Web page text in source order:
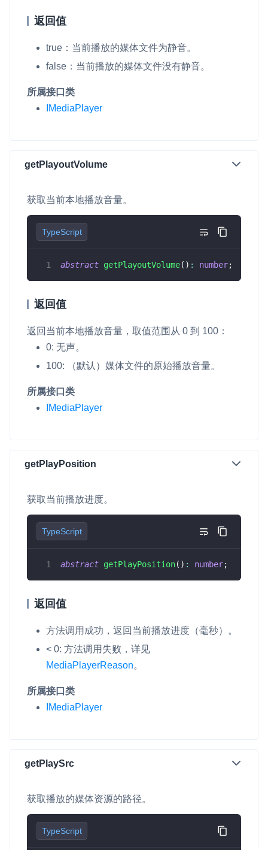
返回值
true ：当前播放的媒体文件为静音。
false ：当前播放的媒体文件没有静音。
所属接口类
IMediaPlayer
getPlayoutVolume
获取当前本地播放音量。
TypeScript
abstract getPlayoutVolume( ) : number;
返回值
返回当前本地播放音量，取值范围从 0 到 100：
0: 无声。
100: （默认）媒体文件的原始播放音量。
所属接口类
IMediaPlayer
getPlayPosition
获取当前播放进度。
TypeScript
abstract getPlayPosition( ) : number;
返回值
方法调用成功，返回当前播放进度（毫秒）。
< 0: 方法调用失败，详见
MediaPlayerReason。
所属接口类
IMediaPlayer
getPlaySrc
获取播放的媒体资源的路径。
TypeScript